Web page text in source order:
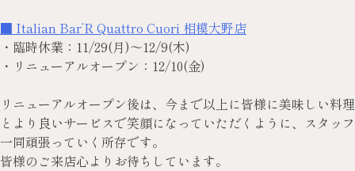
■ Italian Bar’R Quattro Cuori 相模大野店
・臨時休業：11/29(月)～12/9(木)
・リニューアルオープン：12/10(金)
リニューアルオープン後は、今まで以上に皆様に美味しい料理
とより良いサービスで笑顔になっていただくように、スタッフ
一同頑張っていく所存です。
皆様のご来店心よりお待ちしています。